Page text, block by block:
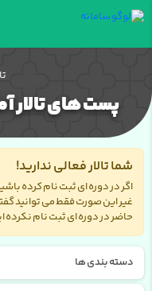
پست های
شما تالار فعالی ندارید!
اگر در دوره ای ثبت نام کرده
غیر این صورت فقط می توانید
حاضر در دوره ای ثبت نام نکرده
دسته بندی ها